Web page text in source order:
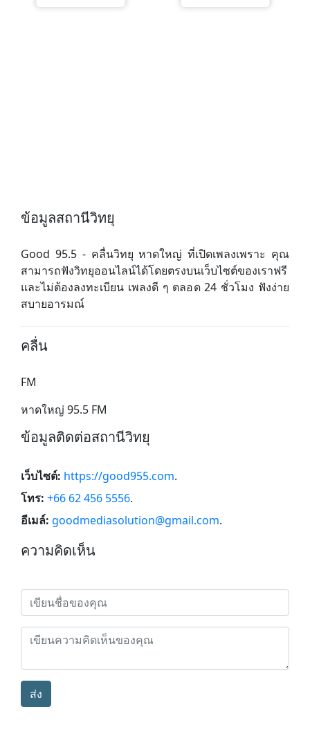
ข้อมูลสถานีวิทยุ
Good 95.5 - คลื่นวิทยุ หาดใหญ่ ที่เปิดเพลงเพราะ คุณ
สามารถฟังวิทยุออนไลน์ได้โดยตรงบนเว็บไซต์ของเราฟรี
และไม่ต้องลงทะเบียน เพลงดี ๆ ตลอด 24 ชั่วโมง ฟังง่าย
สบายอารมณ์
คลื่น
FM
หาดใหญ่ 95.5 FM
ข้อมูลติดต่อสถานีวิทยุ
เว็บไซต์: https://good955.com.
โทร: +66 62 456 5556.
อีเมล์: goodmediasolution@gmail.com.
ความคิดเห็น
ส่ง